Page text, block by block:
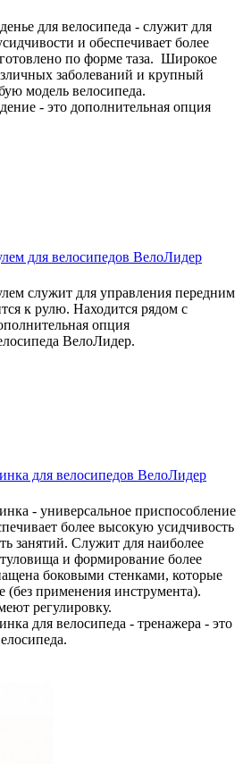
для велосипеда - служит для
и обеспечивает более
по форме таза. Широкое
заболеваний и крупный
модель велосипеда.
- это дополнительная опция
для велосипедов ВелоЛидер
служит для управления передним
к рулю. Находится рядом с
опция
ВелоЛидер.
для велосипедов ВелоЛидер
- универсальное приспособление
более высокую усидчивость
занятий. Служит для наиболее
и формирование более
боковыми стенками, которые
(без применения инструмента).
регулировку.
для велосипеда - тренажера - это